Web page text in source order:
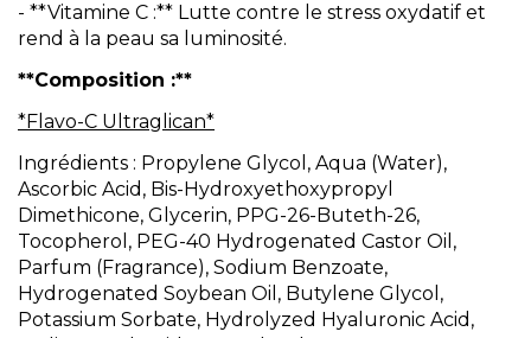
- **Vitamine C :** Lutte contre le stress oxydatif et
rend à la peau sa luminosité.
**Composition :**
*Flavo-C Ultraglican*
Ingrédients : Propylene Glycol, Aqua (Water),
Ascorbic Acid, Bis-Hydroxyethoxypropyl
Dimethicone, Glycerin, PPG-26-Buteth-26,
Tocopherol, PEG-40 Hydrogenated Castor Oil,
Parfum (Fragrance), Sodium Benzoate,
Hydrogenated Soybean Oil, Butylene Glycol,
Potassium Sorbate, Hydrolyzed Hyaluronic Acid,